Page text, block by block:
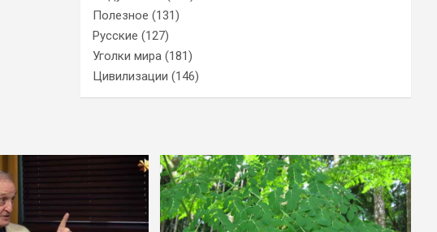
Полезное (131)
Русские (127)
Уголки мира (181)
Цивилизации (146)